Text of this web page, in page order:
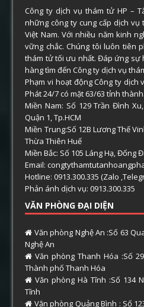
Công ty dịch vụ thám tử HP –
những công ty cung cấp dịch
Việt Nam. Với nhiều năm kinh
vững chắc. Chúng tôi luôn tiên
thám tử tối ưu nhất. Đáp ứng sự
hàng tìm đến Công ty dịch vụ
Phạm vi hoạt động Công ty dịch
Phát 24/7 có mặt 63/63 tỉnh thành.
Miền Nam: Số 129 Trần Đình
Quận 1, Tp.HCM
Miền Trung:Số 12B Lương Thế
Thừa Thiên Huế
Miền Bắc: Số 105 Láng Hạ, Đống
Email:
Hotline: 0913.300.335 (Zalo
Phản ánh dịch vụ: 0913.300.335
VĂN PHÒNG ĐẠI DIỆN
Văn phòng Nghệ An :Số 63
Nghệ An
Văn phòng Thanh Hóa :Số
Thành phố Thanh Hóa
Văn phòng Hà Tĩnh :Số 134
Tĩnh
Văn phòng Quảng Bình : Số